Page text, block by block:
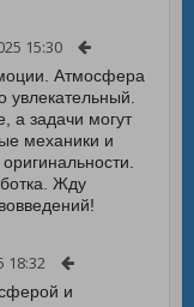
15:30
Атмосфера
увлекательный.
а задачи могут
механики и
Жду
18:32
и